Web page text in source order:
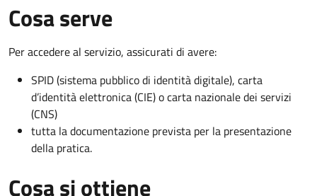
Cosa serve
Per accedere al servizio, assicurati di avere:
SPID (sistema pubblico di identità digitale), carta
d’identità elettronica (CIE) o carta nazionale dei servizi
(CNS)
tutta la documentazione prevista per la presentazione
della pratica.
Cosa si ottiene